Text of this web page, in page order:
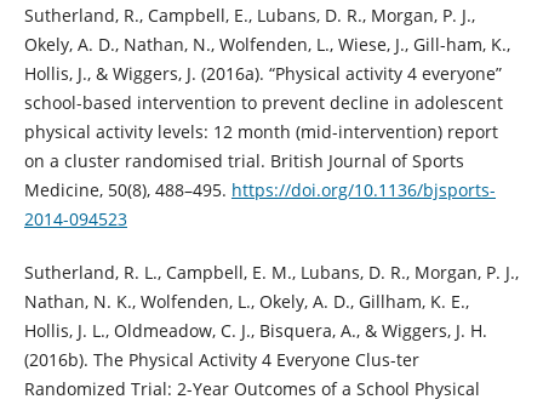
Sutherland, R., Campbell, E., Lubans, D. R., Morgan, P. J.,
Okely, A. D., Nathan, N., Wolfenden, L., Wiese, J., Gill-ham, K.,
Hollis, J., & Wiggers, J. (2016a). “Physical activity 4 everyone”
school-based intervention to prevent decline in adolescent
physical activity levels: 12 month (mid-intervention) report
on a cluster randomised trial. British Journal of Sports
Medicine, 50(8), 488–495. https://doi.org/10.1136/bjsports-
2014-094523
Sutherland, R. L., Campbell, E. M., Lubans, D. R., Morgan, P. J.,
Nathan, N. K., Wolfenden, L., Okely, A. D., Gillham, K. E.,
Hollis, J. L., Oldmeadow, C. J., Bisquera, A., & Wiggers, J. H.
(2016b). The Physical Activity 4 Everyone Clus-ter
Randomized Trial: 2-Year Outcomes of a School Physical